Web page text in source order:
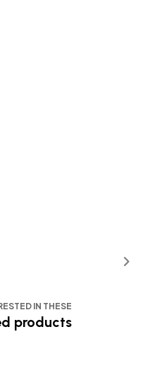
IN THESE
products